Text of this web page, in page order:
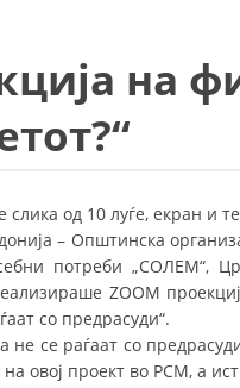
на
– Општинска
потреби „СОЛЕМ“,
ZOOM
со предрасуди“.
не се раѓаат со
овој проект во РСМ, а